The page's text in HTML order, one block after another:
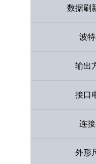
数据刷
波
输出
接口
连
外形